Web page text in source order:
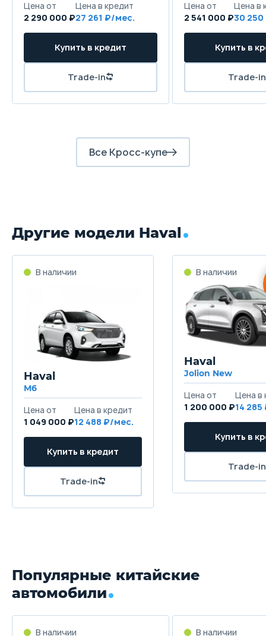
2 290 000 ₽27 261 2 541 000 ₽30 250
Все Кросс-купе
Другие модели Haval
Haval
M6
1 049 000 ₽12 488
Haval
Jolion New
1 200 000 ₽14 285
Популярные китайские
автомобили